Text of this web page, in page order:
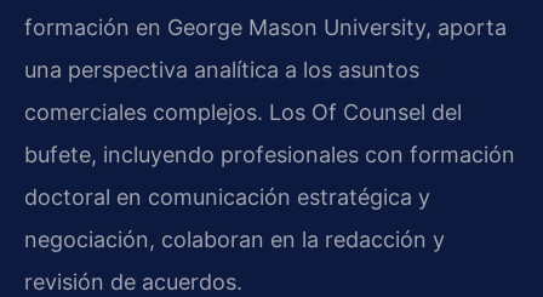
formación en George Mason University, aporta
una perspectiva analítica a los asuntos
comerciales complejos. Los Of Counsel del
bufete, incluyendo profesionales con formación
doctoral en comunicación estratégica y
negociación, colaboran en la redacción y
revisión de acuerdos.